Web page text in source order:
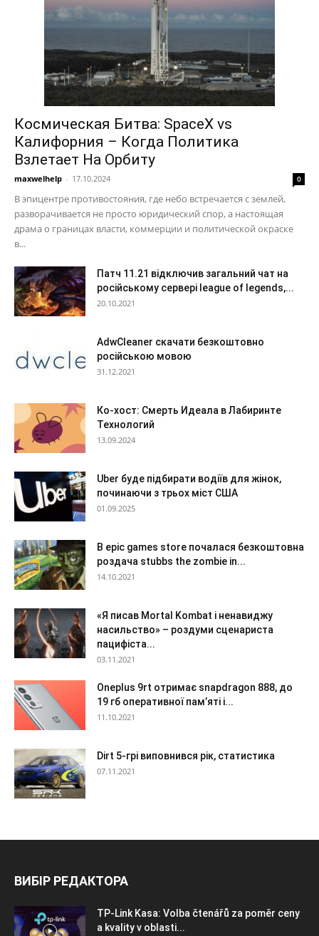
Космическая Битва: SpaceX vs
Калифорния – Когда Политика
Взлетает На Орбиту
maxwelhelp - 17.10.2024 0
В эпицентре противостояния, где небо встречается с землей,
разворачивается не просто юридический спор, а настоящая
драма о границах власти, коммерции и политической окраске
в...
Патч 11.21 відключив загальний чат на
російському сервері league of legends,...
20.10.2021
AdwCleaner скачати безкоштовно
російською мовою
31.12.2021
Ко-хост: Смерть Идеала в Лабиринте
Технологий
13.09.2024
Uber буде підбирати водіїв для жінок,
починаючи з трьох міст США
01.09.2025
В epic games store почалася безкоштовна
роздача stubbs the zombie in...
14.10.2021
«Я писав Mortal Kombat і ненавиджу
насильство» – роздуми сценариста
пацифіста...
03.11.2021
Oneplus 9rt отримає snapdragon 888, до
19 гб оперативної пам’яті і...
11.10.2021
Dirt 5-грі виповнився рік, статистика
07.11.2021
ВИБІР РЕДАКТОРА
TP-Link Kasa: Volba čtenářů za poměr ceny
a kvality v oblasti...